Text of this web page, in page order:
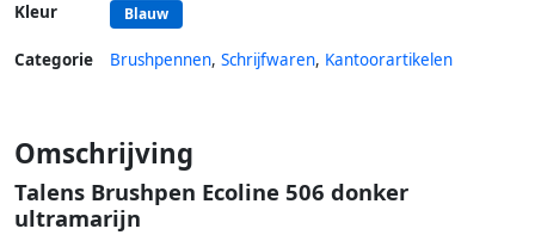
Kleur Blauw
Categorie Brushpennen, Schrijfwaren, Kantoorartikelen
Omschrijving
Talens Brushpen Ecoline 506 donker
ultramarijn